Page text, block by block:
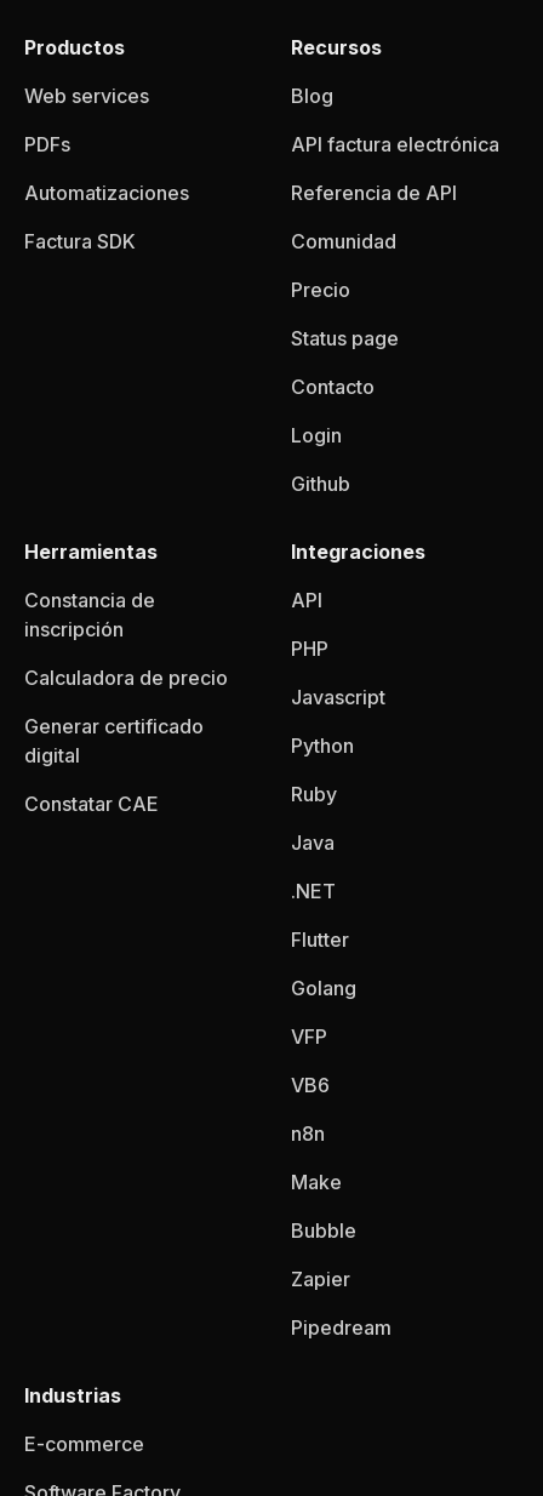
Productos
Web services
PDFs
Automatizaciones
Factura SDK
Recursos
Blog
API factura electrónica
Referencia de API
Comunidad
Precio
Status page
Contacto
Login
Github
Herramientas
Constancia de
inscripción
Calculadora de precio
Generar certificado
digital
Constatar CAE
Integraciones
API
PHP
Javascript
Python
Ruby
Java
.NET
Flutter
Golang
VFP
VB6
n8n
Make
Bubble
Zapier
Pipedream
Industrias
E-commerce